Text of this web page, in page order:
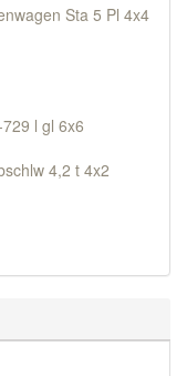
Sta 5 Pl 4x4
l gl 6x6
4,2 t 4x2